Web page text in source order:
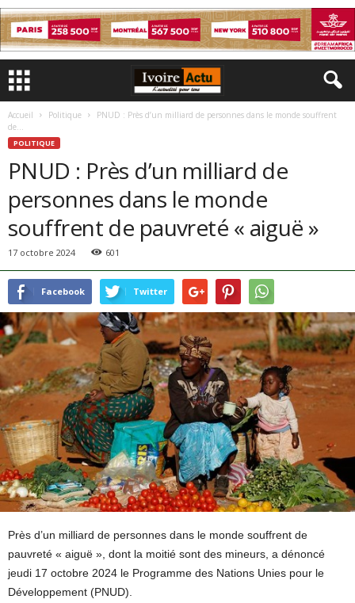
Accueil Politique
PNUD : Près d’un milliard de personnes dans le monde souffrent
de...
POLITIQUE
PNUD : Près d’un milliard de
personnes dans le monde
souffrent de pauvreté « aiguë »
17 octobre 2024 601
Facebook Twitter
Près d’un milliard de personnes dans le monde souffrent de
pauvreté « aiguë », dont la moitié sont des mineurs, a dénoncé
jeudi 17 octobre 2024 le Programme des Nations Unies pour le
Développement (PNUD).